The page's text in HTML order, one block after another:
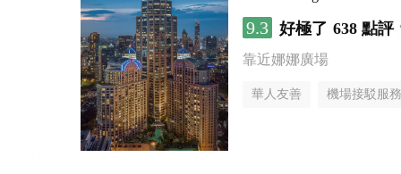
9.3 好極了 638 點評
靠近娜娜廣場
華人友善 機場接駁服務